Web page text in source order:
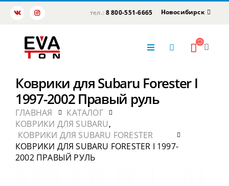
тел.: 8 800-551-6665 Новосибирск
Коврики для Subaru Forester I
1997-2002 Правый руль
ГЛАВНАЯ
КАТАЛОГ
КОВРИКИ ДЛЯ SUBARU,
КОВРИКИ ДЛЯ SUBARU FORESTER
КОВРИКИ ДЛЯ SUBARU FORESTER I 1997-
2002 ПРАВЫЙ РУЛЬ